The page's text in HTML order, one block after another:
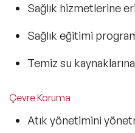
Sağlık hizmetlerine
Sağlık eğitimi
Temiz su
Çevre Koruma
Atık yönetimini